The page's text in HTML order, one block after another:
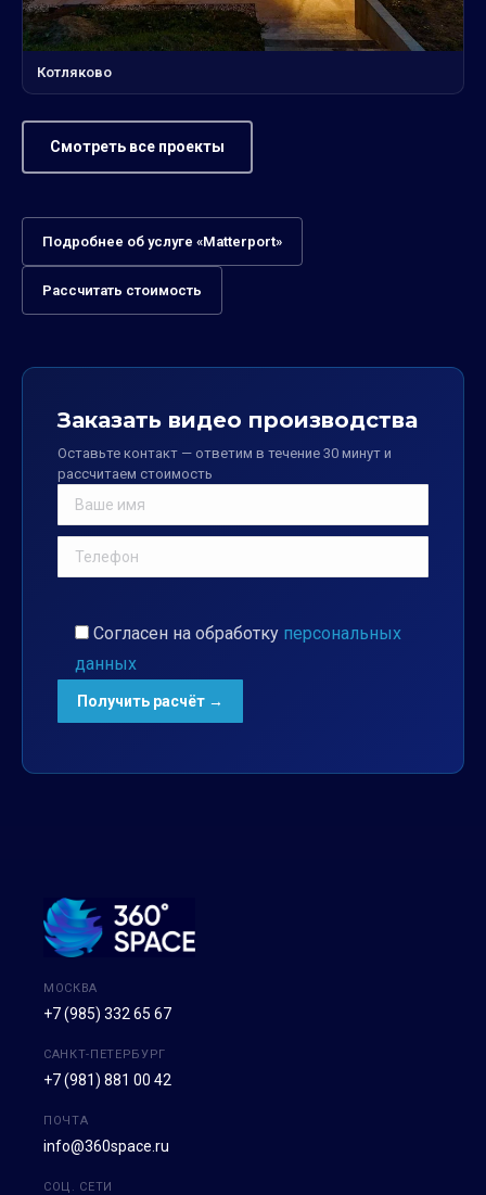
Котляково
Смотреть все проекты
Подробнее об услуге «Matterport»
Рассчитать стоимость
Заказать видео производства
Оставьте контакт — ответим в течение 30 минут и
рассчитаем стоимость
Согласен на обработку персональных
данных
МОСКВА
+7 (985) 332 65 67
САНКТ-ПЕТЕРБУРГ
+7 (981) 881 00 42
ПОЧТА
info@360space.ru
СОЦ. СЕТИ